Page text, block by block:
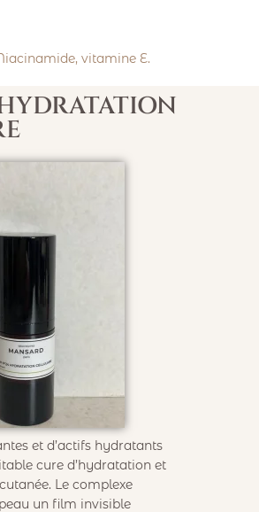
vitamine E.
et d’actifs hydratants
cure d’hydratation et
Le complexe
un film invisible